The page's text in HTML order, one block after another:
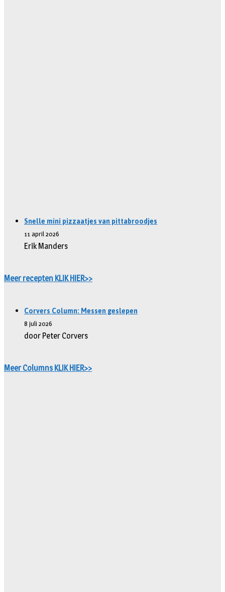
Snelle mini pizzaatjes van pittabroodjes
11 april 2026
Erik Manders
Meer recepten KLIK HIER>>
Corvers Column: Messen geslepen
8 juli 2026
door Peter Corvers
Meer Columns KLIK HIER>>